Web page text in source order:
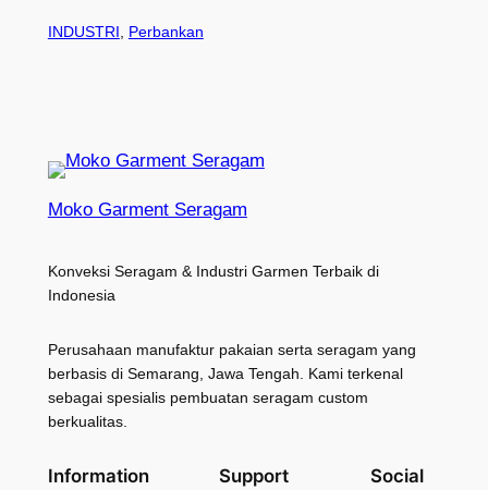
INDUSTRI Perbankan
Moko Garment Seragam
Konveksi Seragam & Industri Garmen Terbaik di
Indonesia
Perusahaan manufaktur pakaian serta seragam yang
berbasis di Semarang, Jawa Tengah. Kami terkenal
sebagai spesialis pembuatan seragam custom
berkualitas.
Information Support Social